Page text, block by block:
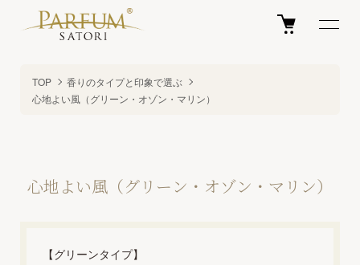
TOP
香りのタイプと印象で選ぶ
心地よい風（グリーン・オゾン・マリン）
心地よい風（グリーン・オゾン・マリン）
【グリーンタイプ】